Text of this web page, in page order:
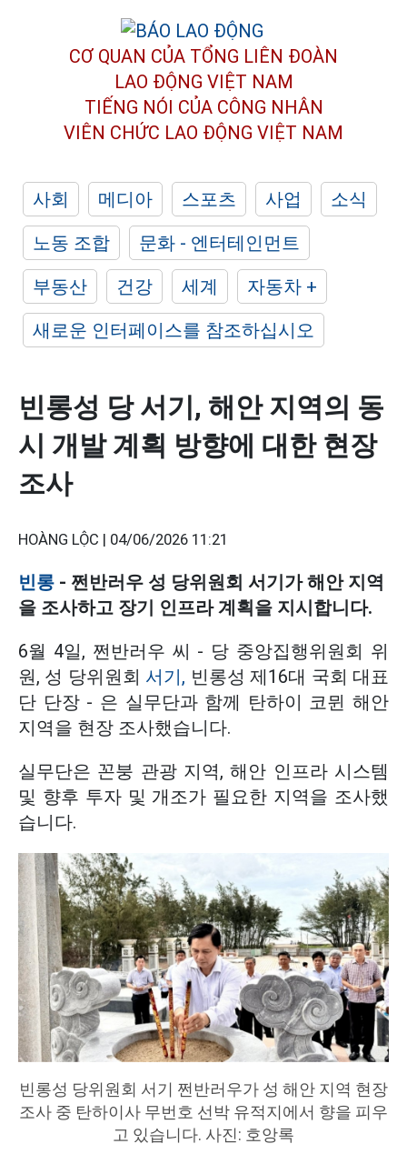
CƠ QUAN CỦA TỔNG LIÊN ĐOÀN
LAO ĐỘNG VIỆT NAM
TIẾNG NÓI CỦA CÔNG NHÂN
VIÊN CHỨC LAO ĐỘNG VIỆT NAM
사회 메디아 스포츠 사업
소식
노동 조합
문화 - 엔터테인먼트
부동산
건강 세계
자동차 +
새로운 인터페이스를 참조하십시오
빈롱성 당 서기, 해안 지역의 동
시 개발 계획 방향에 대한 현장
조사
HOÀNG LỘC | 04/06/2026 11:21
빈롱 - 쩐반러우 성 당위원회 서기가 해안 지역
을 조사하고 장기 인프라 계획을 지시합니다.
6월 4일, 쩐반러우 씨 - 당 중앙집행위원회 위
원, 성 당위원회 서기, 빈롱성 제16대 국회 대표
단 단장 - 은 실무단과 함께 탄하이 코뮌 해안
지역을 현장 조사했습니다.
실무단은 꼰붕 관광 지역, 해안 인프라 시스템
및 향후 투자 및 개조가 필요한 지역을 조사했
습니다.
빈롱성 당위원회 서기 쩐반러우가 성 해안 지역 현장
조사 중 탄하이사 무번호 선박 유적지에서 향을 피우
고 있습니다. 사진: 호앙록